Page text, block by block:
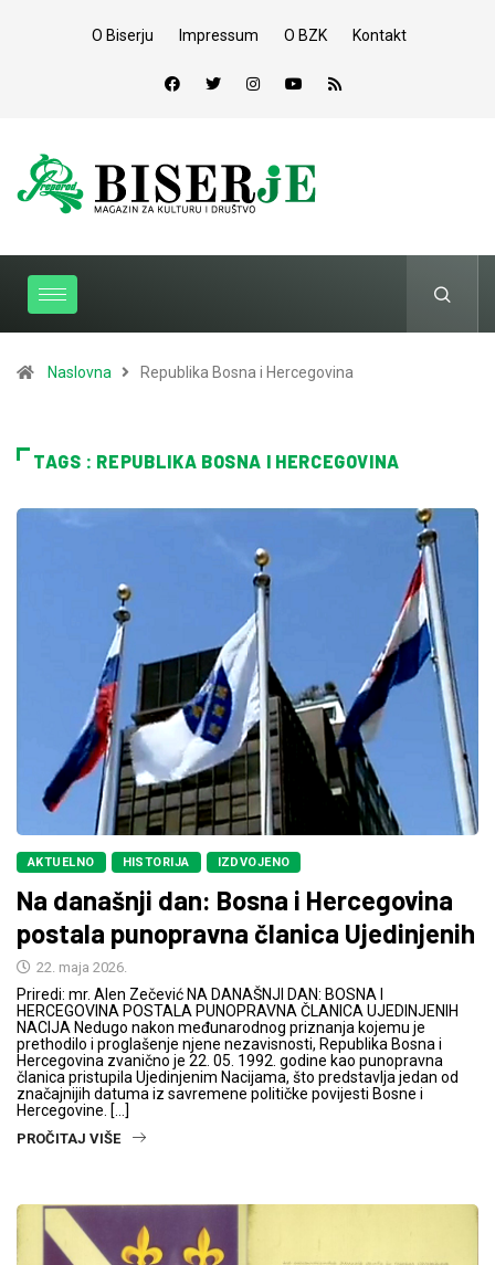
O Biserju Impressum O BZK Kontakt
Naslovna Republika Bosna i Hercegovina
TAGS : REPUBLIKA BOSNA I HERCEGOVINA
AKTUELNO HISTORIJA IZDVOJENO
Na današnji dan: Bosna i Hercegovina
postala punopravna članica Ujedinjenih
22. maja 2026.
Priredi: mr. Alen Zečević NA DANAŠNJI DAN: BOSNA I
HERCEGOVINA POSTALA PUNOPRAVNA ČLANICA UJEDINJENIH
NACIJA Nedugo nakon međunarodnog priznanja kojemu je
prethodilo i proglašenje njene nezavisnosti, Republika Bosna i
Hercegovina zvanično je 22. 05. 1992. godine kao punopravna
članica pristupila Ujedinjenim Nacijama, što predstavlja jedan od
značajnijih datuma iz savremene političke povijesti Bosne i
Hercegovine. […]
PROČITAJ VIŠE